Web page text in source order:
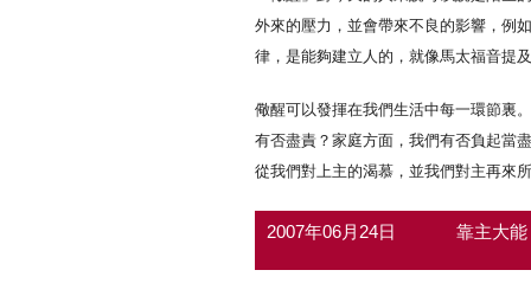
外來的壓力，並會帶來不良的影響，例
律，是能夠建立人的，就像馬太福音提
儆醒可以發揮在我們生活中每一環節裏
有否盡責？家庭方面，我們有否負起當
從我們對上主的渴慕，並我們對主再來
2007年06月24日 靠主大